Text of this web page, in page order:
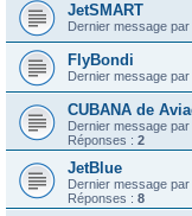
JetSMART
Dernier message par
FlyBondi
Dernier message par
CUBANA de
Dernier message par
Réponses : 2
JetBlue
Dernier message par
Réponses : 8